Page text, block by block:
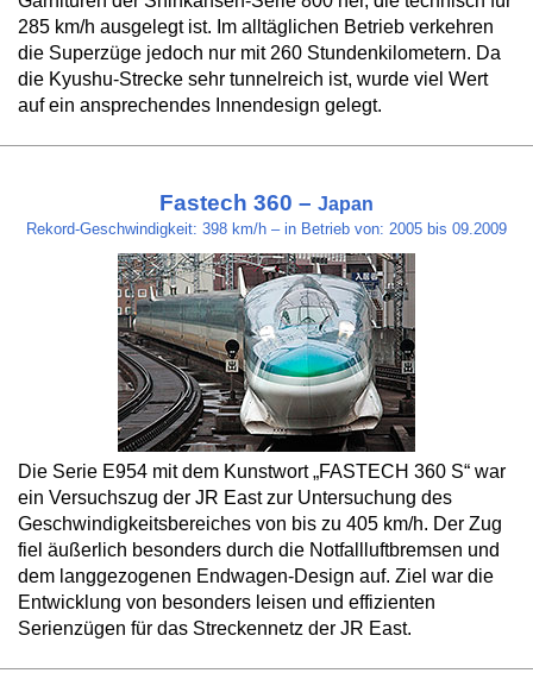
285 km/h ausgelegt ist. Im alltäglichen Betrieb verkehren
die Superzüge jedoch nur mit 260 Stundenkilometern. Da
die Kyushu-Strecke sehr tunnelreich ist, wurde viel Wert
auf ein ansprechendes Innendesign gelegt.
Fastech 360 – Japan
Rekord-Geschwindigkeit: 398 km/h – in Betrieb von: 2005 bis 09.2009
Die Serie E954 mit dem Kunstwort „FASTECH 360 S“ war
ein Versuchszug der JR East zur Untersuchung des
Geschwindigkeitsbereiches von bis zu 405 km/h. Der Zug
fiel äußerlich besonders durch die Notfallluftbremsen und
dem langgezogenen Endwagen-Design auf. Ziel war die
Entwicklung von besonders leisen und effizienten
Serienzügen für das Streckennetz der JR East.